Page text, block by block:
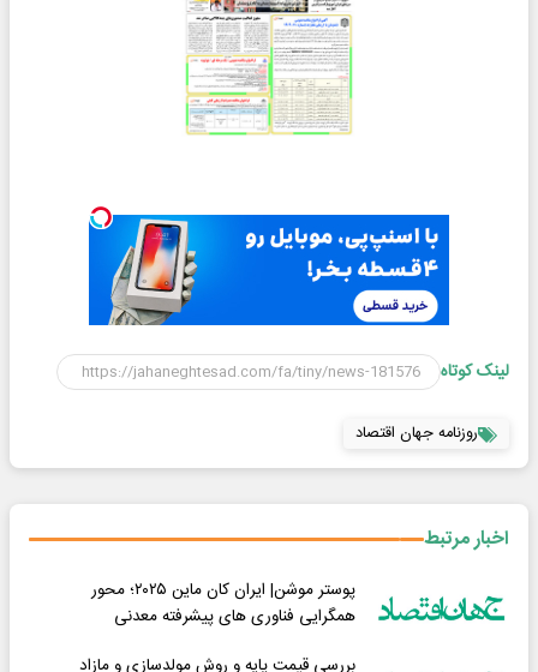
لینک کوتاه
روزنامه جهان اقتصاد
اخبار مرتبط
پوستر موشن| ایران کان‌ ماین ۲۰۲۵؛ محور
همگرایی فناوری‌ های پیشرفته معدنی
بررسی قیمت پایه و روش مولدسازی و مازاد